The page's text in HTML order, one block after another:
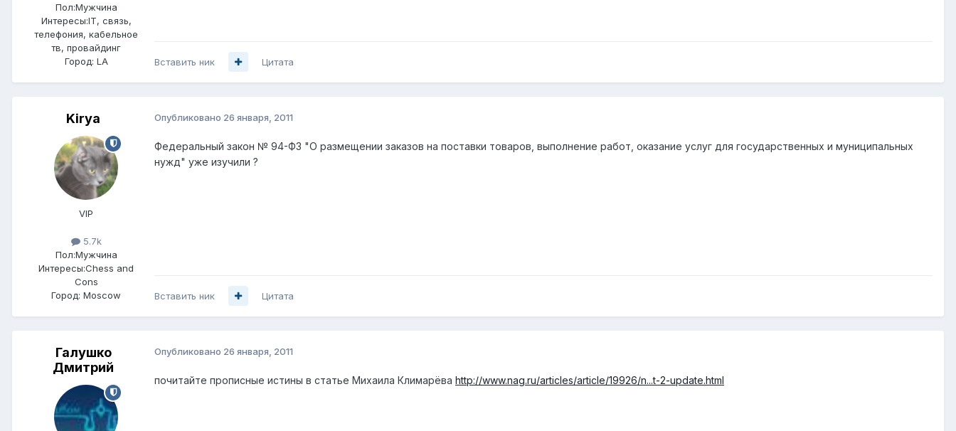
Пол:Мужчина
Интересы:IT, связь,
телефония, кабельное
тв, провайдинг
Город: LA Вставить ник Цитата
Kirya
VIP
5.7k
Пол:Мужчина
Интересы:Chess and
Cons
Город: Moscow
Опубликовано 26 января, 2011
Федеральный закон № 94-ФЗ "О размещении заказов на поставки товаров, выполнение работ, оказание услуг для государственных и муниципальных
нужд" уже изучили ?
Вставить ник Цитата
Галушко
Дмитрий
Опубликовано 26 января, 2011
почитайте прописные истины в статье Михаила Климарёва http://www.nag.ru/articles/article/19926/n...t-2-update.html